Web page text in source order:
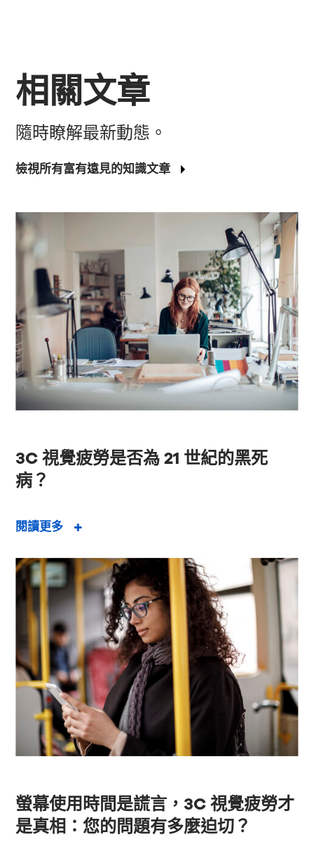
相關文章
檢視所有富有遠見的知識文章
隨時瞭解最新動態。
3C 視覺疲勞是否為 21 世紀的黑死
病？
閱讀更多
螢幕使用時間是謊言，3C 視覺疲勞才
是真相：您的問題有多麼迫切？